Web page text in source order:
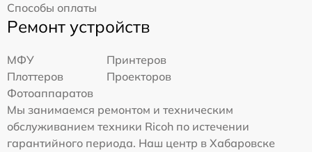
Способы оплаты
Ремонт устройств
МФУ
Принтеров
Плоттеров
Проекторов
Фотоаппаратов
Мы занимаемся ремонтом и техническим
обслуживанием техники Ricoh по истечении
гарантийного периода. Наш центр в Хабаровске